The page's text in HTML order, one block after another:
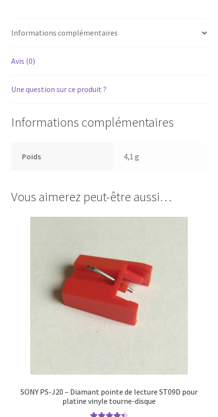
platine
tourne-
Informations complémentaires
Avis (0)
Une question sur ce produit ?
Informations complémentaires
Poids 4,1 g
Vous aimerez peut-être aussi…
SONY PS-J20 – Diamant pointe de lecture ST09D pour
platine vinyle tourne-disque